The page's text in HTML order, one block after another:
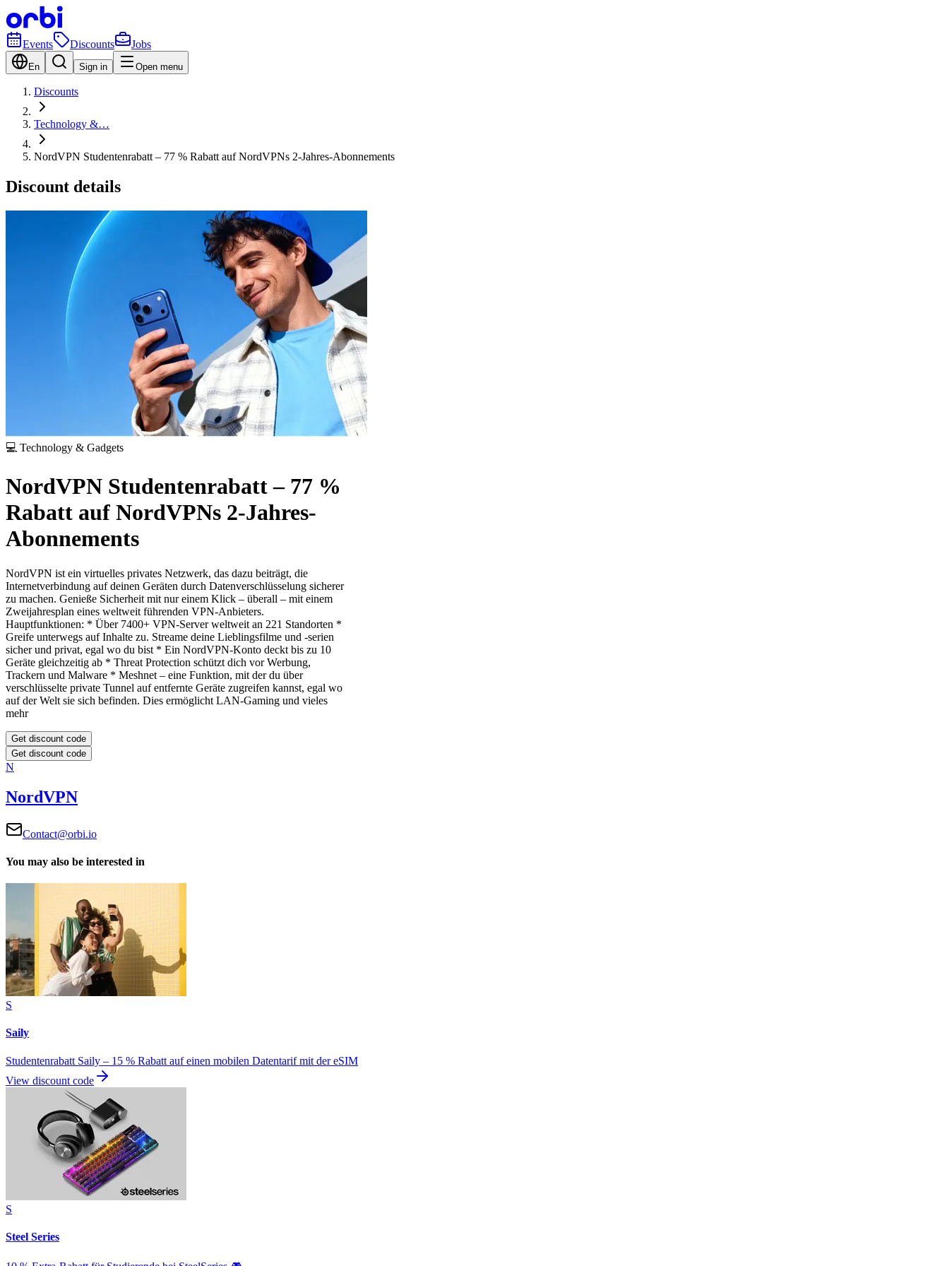
Events Discounts Jobs
En Sign in Open menu
Discounts
Technology &…
NordVPN Studentenrabatt – 77 % Rabatt auf NordVPNs 2-Jahres-Abonnements
Discount details
💻 Technology & Gadgets
NordVPN Studentenrabatt – 77 %
Rabatt auf NordVPNs 2-Jahres-
Abonnements
NordVPN ist ein virtuelles privates Netzwerk, das dazu beiträgt, die
Internetverbindung auf deinen Geräten durch Datenverschlüsselung sicherer
zu machen. Genieße Sicherheit mit nur einem Klick – überall – mit einem
Zweijahresplan eines weltweit führenden VPN-Anbieters.
Hauptfunktionen: * Über 7400+ VPN-Server weltweit an 221 Standorten *
Greife unterwegs auf Inhalte zu. Streame deine Lieblingsfilme und -serien
sicher und privat, egal wo du bist * Ein NordVPN-Konto deckt bis zu 10
Geräte gleichzeitig ab * Threat Protection schützt dich vor Werbung,
Trackern und Malware * Meshnet – eine Funktion, mit der du über
verschlüsselte private Tunnel auf entfernte Geräte zugreifen kannst, egal wo
auf der Welt sie sich befinden. Dies ermöglicht LAN-Gaming und vieles
mehr
Get discount code
Get discount code
N
NordVPN
Contact@orbi.io
You may also be interested in
S
Saily
Studentenrabatt Saily – 15 % Rabatt auf einen mobilen Datentarif mit der eSIM
View discount code
S
Steel Series